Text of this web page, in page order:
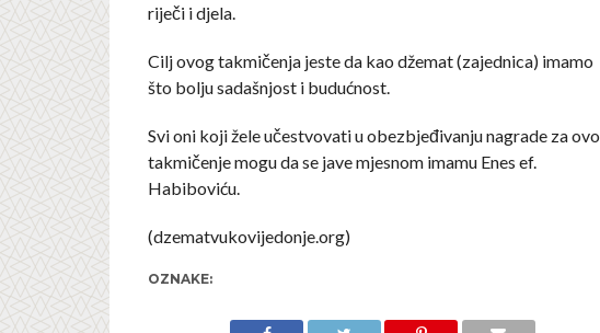
riječi i djela.
Cilj ovog takmičenja jeste da kao džemat (zajednica) imamo
što bolju sadašnjost i budućnost.
Svi oni koji žele učestvovati u obezbjeđivanju nagrade za ovo
takmičenje mogu da se jave mjesnom imamu Enes ef.
Habiboviću.
(dzematvukovijedonje.org)
OZNAKE: